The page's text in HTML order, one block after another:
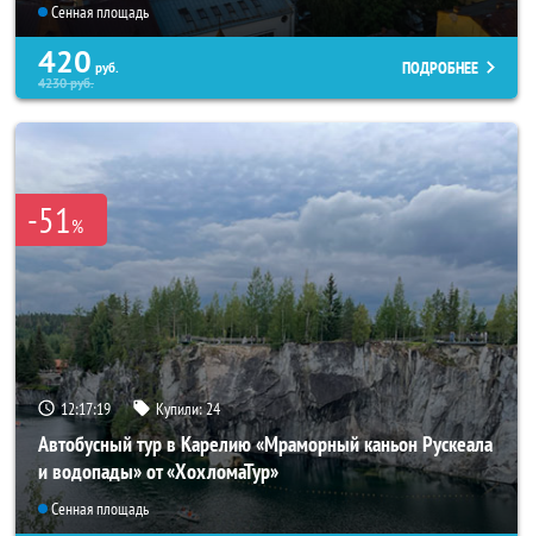
Сенная площадь
420 руб.
4230руб.
ПОДРОБНЕЕ
-51%
12:17:18 Купили:24
Автобусный тур в Карелию «Мраморный каньон Рускеала
и водопады» от «ХохломаТур»
Сенная площадь